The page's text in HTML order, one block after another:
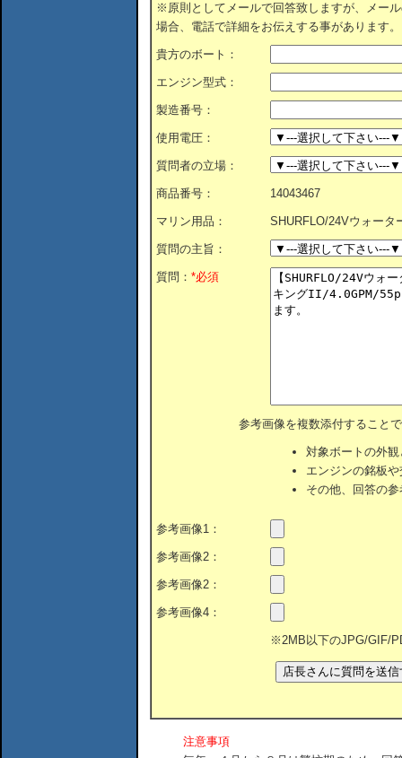
※原則としてメールで回答致しますが、メー
場合、電話で詳細をお伝えする事があります。
貴方のボート：
エンジン型式：
製造番号：
使用電圧：
質問者の立場：
商品番号： 14043467
マリン用品： SHURFLO/24Vウォータ
質問の主旨：
質問： *必須
参考画像を複数添付すること
対象ボートの外
エンジンの銘板
その他、回答の
参考画像1：
参考画像2：
参考画像2：
参考画像4：
※2MB以下のJPG/GIF/
注意事項